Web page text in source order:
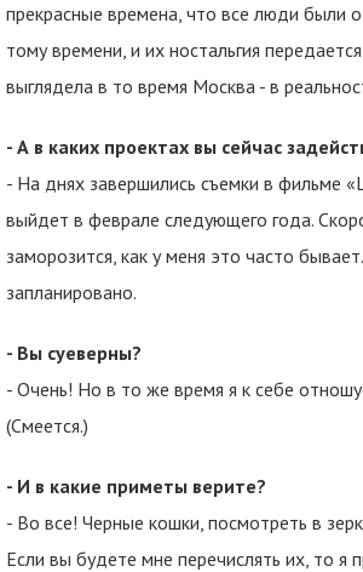
прекрасные времена, что все люди были
тому времени, и их ностальгия
выглядела в то время Москва - в
- А в каких проектах вы сейчас
- На днях завершились съемки в фильме
выйдет в феврале следующего года.
заморозится, как у меня это часто
запланировано.
- Вы суеверны?
- Очень! Но в то же время я к себе
(Смеется.)
- И в какие приметы верите?
- Во все! Черные кошки, посмотреть в
Если вы будете мне перечислять их, то я